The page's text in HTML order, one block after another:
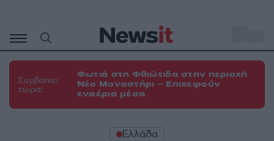
περιεχόμενο
Συμβαίνει
τώρα:
Φωτιά στη Φθιώτιδα στην περιοχή
Νέο Μοναστήρι – Επιχειρούν
εναέρια μέσα
Ελλάδα